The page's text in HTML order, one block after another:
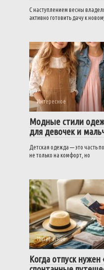
С наступлением весны
активно готовить дачу к
Интересное
Модные стили
для девочек и
Детская одежда — это часть
не только на комфорт, но
Интересное
Когда отпуск